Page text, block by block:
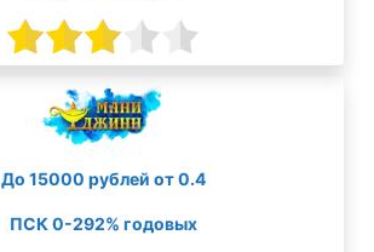
До 15000 рублей от 0.4
ПСК 0-292% годовых